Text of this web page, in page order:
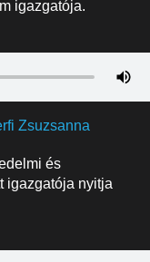
igazgatója.
Zsuzsanna
és
igazgatója nyitja